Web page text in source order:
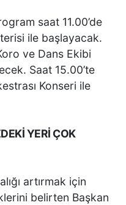
saat 11.00’de
ile başlayacak.
ve Dans Ekibi
Saat 15.00’te
Konseri ile
YERİ ÇOK
artırmak için
belirten Başkan